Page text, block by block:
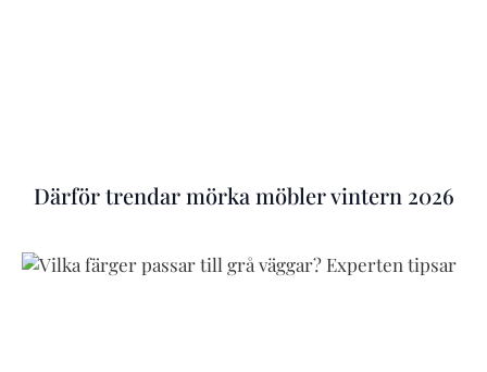
Därför trendar mörka möbler vintern 2026